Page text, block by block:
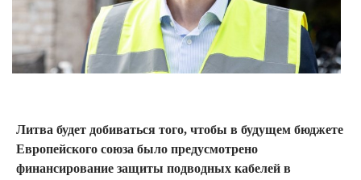
Литва будет добиваться того, чтобы в будущем бюджете
Европейского союза было предусмотрено
финансирование защиты подводных кабелей в